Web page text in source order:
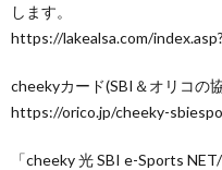
します。
https://lakealsa.com/
cheekyカード(SBI＆オリコの
https://orico.jp/cheeky-
「cheeky 光 SBI e-Sports